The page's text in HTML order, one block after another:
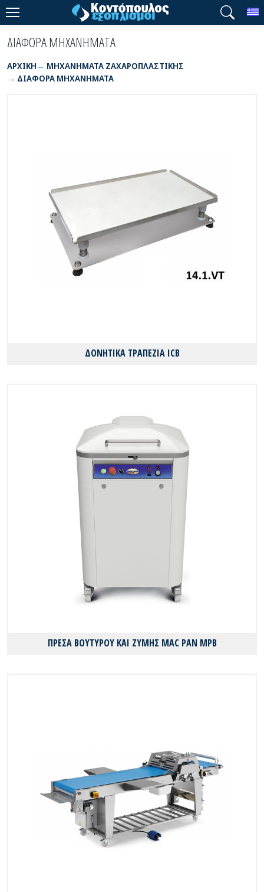
ΔΙΑΦΟΡΑ ΜΗΧΑΝΗΜΑΤΑ
ΑΡΧΙΚΉ
ΜΗΧΑΝΗΜΑΤΑ ΖΑΧΑΡΟΠΛΑΣΤΙΚΗΣ
ΔΙΑΦΟΡΑ ΜΗΧΑΝΗΜΑΤΑ
ΔΟΝΗΤΙΚΑ ΤΡΑΠΕΖΙΑ ICB
ΠΡΕΣΑ ΒΟΥΤΥΡΟΥ ΚΑΙ ΖΥΜΗΣ MAC PAN MPB